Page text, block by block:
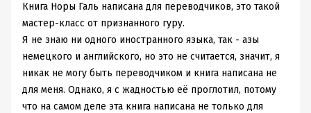
Книга Норы Галь написана для переводчиков, это такой
мастер-класс от признанного гуру.
Я не знаю ни одного иностранного языка, так - азы
немецкого и английского, но это не считается, значит, я
никак не могу быть переводчиком и книга написана не
для меня. Однако, я с жадностью её проглотил, потому
что на самом деле эта книга написана не только для